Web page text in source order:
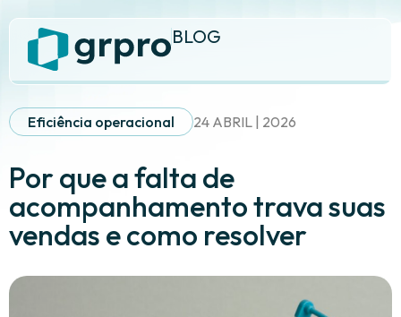
BLOG
Eficiência operacional 24 ABRIL | 2026
Por que a falta de
acompanhamento trava suas
vendas e como resolver